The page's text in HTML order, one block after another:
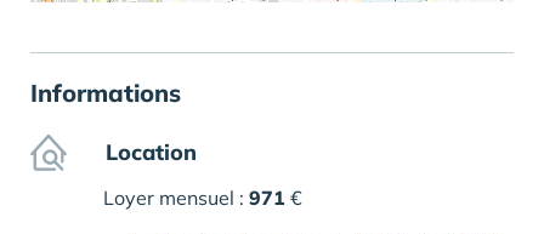
Informations
Location
Loyer mensuel : 971 €